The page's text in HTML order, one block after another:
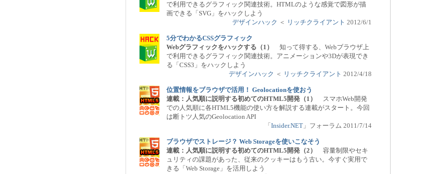
で利用できるグラフィック関連技術。HTMLのような感覚で図形が描
画できる「SVG」をハックしよう
デザインハック ＜ リッチクライアント 2012/6/1
5分でわかるCSSグラフィック
Webグラフィックをハックする（1） 知って得する、Webブラウザ上
で利用できるグラフィック関連技術。アニメーションや3Dが表現でき
る「CSS3」をハックしよう
デザインハック ＜ リッチクライアント 2012/4/18
位置情報をブラウザで活用！ Geolocationを使おう
連載：人気順に説明する初めてのHTML5開発（1）
スマホWeb開発
での人気順に各HTML5機能の使い方を解説する連載がスタート。今回
は断トツ人気のGeolocation API
「 Insider.NET 」フォーラム 2011/7/14
ブラウザでストレージ？ Web Storageを使いこなそう
連載：人気順に説明する初めてのHTML5開発（2）
容量制限やセキ
ュリティの課題があった、従来のクッキーはもう古い。今すぐ実用で
きる「Web Storage」を活用しよう